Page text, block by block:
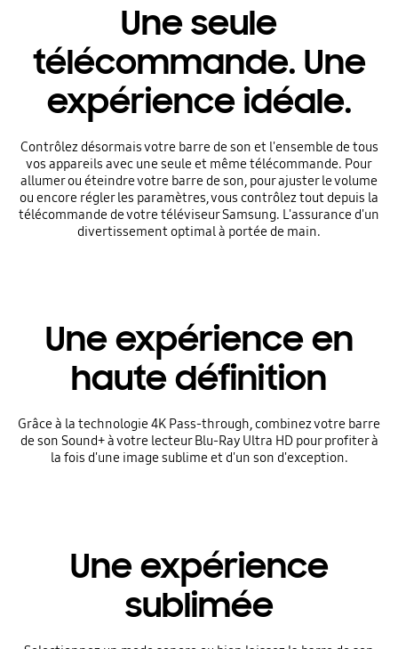
Une seule
télécommande. Une
expérience idéale.
Contrôlez désormais votre barre de son et l'ensemble de tous
vos appareils avec une seule et même télécommande. Pour
allumer ou éteindre votre barre de son, pour ajuster le volume
ou encore régler les paramètres, vous contrôlez tout depuis la
télécommande de votre téléviseur Samsung. L'assurance d'un
divertissement optimal à portée de main.
Une expérience en
haute définition
Grâce à la technologie 4K Pass-through, combinez votre barre
de son Sound+ à votre lecteur Blu-Ray Ultra HD pour profiter à
la fois d'une image sublime et d'un son d'exception.
Une expérience
sublimée